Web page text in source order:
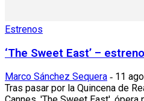
Estrenos
‘The Sweet East’ –
Marco Sánchez Sequera - 11
Tras pasar por la Quincena de